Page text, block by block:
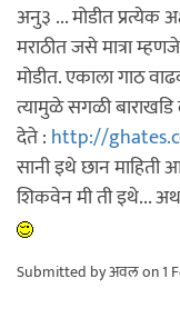
अनु३ ... मोडीत
मराठीत जसे मात्रा
मोडीत. एकाला गाठ
त्यामुळे सगळी बाराखडि
देते : http://
सानी इथे छान
शिकवेन मी ती इथे...
Submitted byअवलon 1